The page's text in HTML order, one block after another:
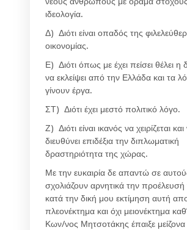
ιδεολογία.
Δ) Διότι είναι οπαδός της
οικονομίας.
Ε) Διότι όπως με έχει πείσει θέλει η
να εκλείψει από την Ελλάδα και τα
γίνουν έργα.
ΣΤ) Διότι έχει μεστό πολιτικό λόγο.
Ζ) Διότι είναι ικανός να χειρίζεται
διευθύνει επιδέξια την διπλωματική
δραστηριότητα της χώρας.
Με την ευκαιρία δε απαντώ σε
σχολιάζουν αρνητικά την προέλευσή
κατά την δική μου εκτίμηση αυτή
πλεονέκτημα και όχι μειονέκτημα
Κων/νος Μητσοτάκης έπαιξε